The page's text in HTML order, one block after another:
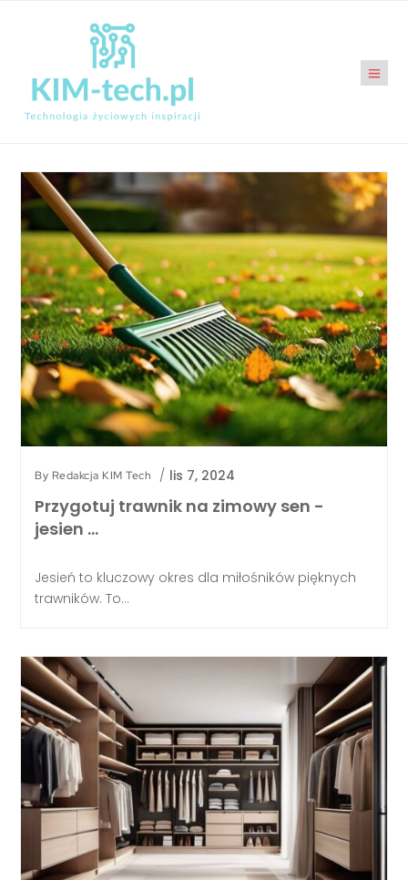
By Redakcja KIM Tech / lis 7, 2024
Przygotuj trawnik na zimowy sen -
jesien …
Jesień to kluczowy okres dla miłośników pięknych
trawników. To...